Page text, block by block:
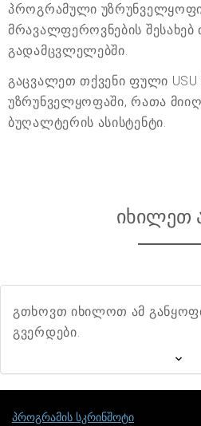
პროგრამული
მრავალფეროვნების შესახებ
გადამცვლელებში.
გაცვალეთ თქვენი ფული
უზრუნველყოფაში, რათა
ბუღალტერის ასისტენტი.
იხილეთ
გთხოვთ იხილოთ ამ
გვერდები.
პროგრამის სკრინშოტი